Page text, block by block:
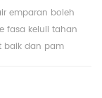
emparan boleh
fasa keluli tahan
baik dan pam